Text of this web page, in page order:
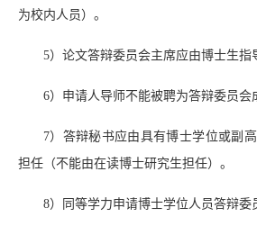
为校内人员）。
5）论文答辩委员会主席应由博士生指
6）申请人导师不能被聘为答辩委员会
7）答辩秘书应由具有博士学位或副
担任（不能由在读博士研究生担任）。
8）同等学力申请博士学位人员答辩委